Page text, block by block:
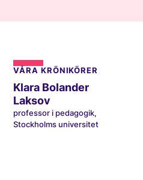
VÅRA KRÖNIKÖRER
Klara Bolander
Laksov
professor i pedagogik,
Stockholms universitet